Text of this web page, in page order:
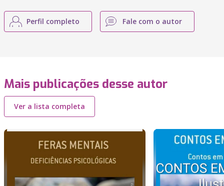
Perfil completo Fale com o autor
Mais publicações desse autor
Ver a lista completa